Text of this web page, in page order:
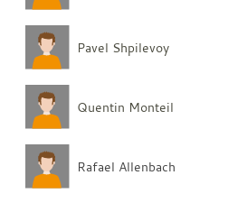
Pavel Shpilevoy
Quentin Monteil
Rafael Allenbach